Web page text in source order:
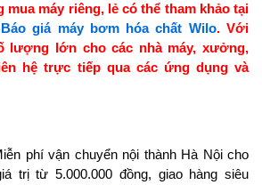
mua máy riêng, lẻ có thể tham khảo tại
Báo giá máy bơm hóa chất Wilo. Với
lượng lớn cho các nhà máy, xưởng,
hệ trực tiếp qua các ứng dụng và
phí vận chuyển nội thành Hà Nội cho
trị từ 5.000.000 đồng, giao hàng siêu